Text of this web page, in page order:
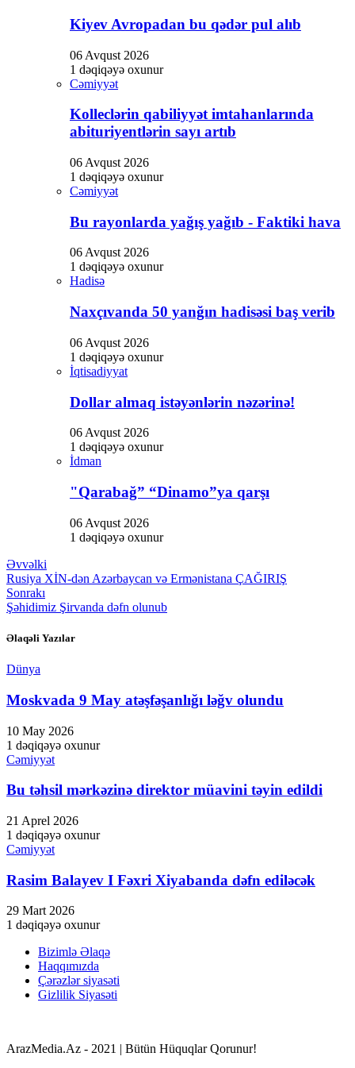
Kiyev Avropadan bu qədər pul alıb
06 Avqust 2026
1 dəqiqəyə oxunur
Cəmiyyət
Kolleclərin qabiliyyət imtahanlarında
abituriyentlərin sayı artıb
06 Avqust 2026
1 dəqiqəyə oxunur
Cəmiyyət
Bu rayonlarda yağış yağıb - Faktiki hava
06 Avqust 2026
1 dəqiqəyə oxunur
Hadisə
Naxçıvanda 50 yanğın hadisəsi baş verib
06 Avqust 2026
1 dəqiqəyə oxunur
İqtisadiyyat
Dollar almaq istəyənlərin nəzərinə!
06 Avqust 2026
1 dəqiqəyə oxunur
İdman
"Qarabağ” “Dinamo”ya qarşı
06 Avqust 2026
1 dəqiqəyə oxunur
Əvvəlki
Rusiya XİN-dən Azərbaycan və Ermənistana ÇAĞIRIŞ
Sonrakı
Şəhidimiz Şirvanda dəfn olunub
Əlaqəli Yazılar
Dünya
Moskvada 9 May atəşfəşanlığı ləğv olundu
10 May 2026
1 dəqiqəyə oxunur
Cəmiyyət
Bu təhsil mərkəzinə direktor müavini təyin edildi
21 Aprel 2026
1 dəqiqəyə oxunur
Cəmiyyət
Rasim Balayev I Fəxri Xiyabanda dəfn ediləcək
29 Mart 2026
1 dəqiqəyə oxunur
Bizimlə Əlaqə
Haqqımızda
Çərəzlər siyasəti
Gizlilik Siyasəti
ArazMedia.Az - 2021 | Bütün Hüquqlar Qorunur!